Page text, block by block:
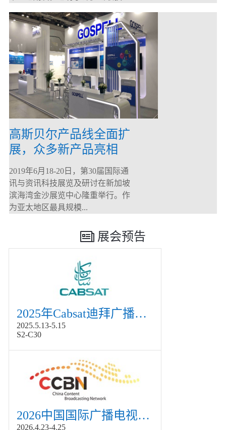
高斯贝尔产品线全面扩
展，众多新产品亮相
CommunicAsia 2019
2019年6月18-20日，第30届国际通
讯与资讯科技展览及研讨在新加坡
滨海湾金沙展览中心隆重举行。作
为亚太地区最具规模...
展会预告
2025年Cabsat迪拜广播电视展
2025.5.13-5.15
S2-C30
2026中国国际广播电视信息网络展览会展
2026.4.23-4.25